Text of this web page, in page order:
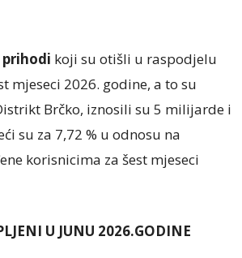
koji su otišli u raspodjelu
mjeseci 2026. godine, a to su
Brčko, iznosili su 5 milijarde i
su za 7,72 % u odnosu na
korisnicima za šest mjeseci
U JUNU 2026.GODINE